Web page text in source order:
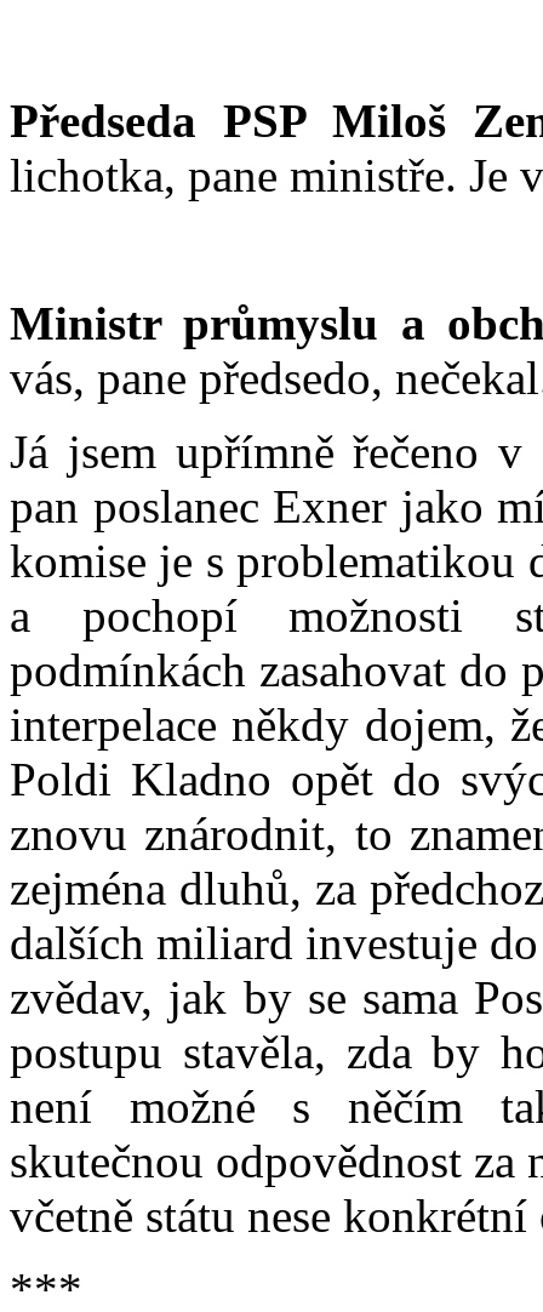
Předseda PSP Miloš
lichotka, pane ministře. Je
Ministr průmyslu a
vás, pane předsedo,
Já jsem upřímně řečeno
pan poslanec Exner jako
komise je s problematikou
a pochopí možnosti
podmínkách zasahovat do
interpelace někdy dojem,
Poldi Kladno opět do
znovu znárodnit, to
zejména dluhů, za
dalších miliard investuje
zvědav, jak by se sama
postupu stavěla, zda by
není možné s něčím
skutečnou odpovědnost
včetně státu nese
***